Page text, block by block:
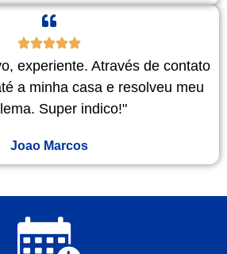
experiente. Através de contato
a minha casa e resolveu meu
Super indico!"
Joao Marcos